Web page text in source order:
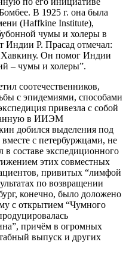
В 1925 г. она была
(Haffkine Institute),
чумы и холеры в
Р. Прасад отмечал:
Он помог Индии
– чумы и холеры”.
соотечественников,
с эпидемиями, способами
привезла с собой
в ИИЭМ
добился выделения под
с петербуржцами, не
в составе экспедиционного
этих совместных
привитых “лимфой
по возвращении
конечно, было доложено
с открытием “Чумного
причём в огромных
выпуск и других